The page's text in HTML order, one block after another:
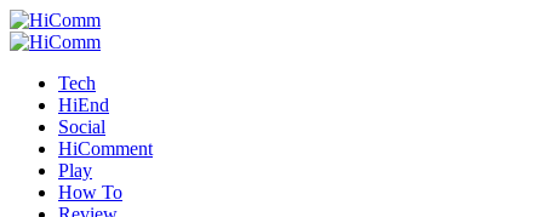
Tech
HiEnd
Social
HiComment
Play
How To